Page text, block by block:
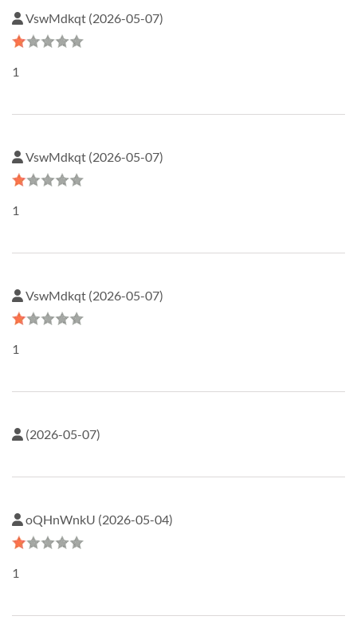
VswMdkqt (2026-05-07)
1
VswMdkqt (2026-05-07)
1
VswMdkqt (2026-05-07)
1
(2026-05-07)
oQHnWnkU (2026-05-04)
1